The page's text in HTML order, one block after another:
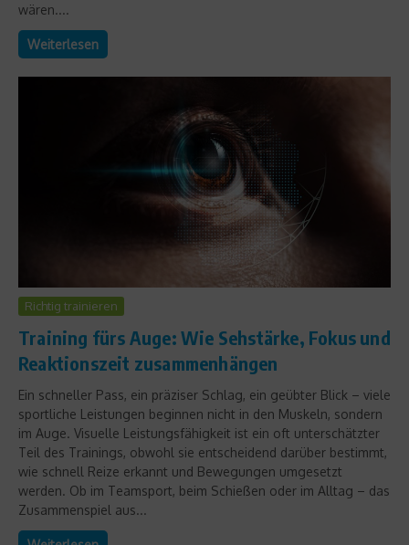
wären....
Weiterlesen
Richtig trainieren
Training fürs Auge: Wie Sehstärke, Fokus und
Reaktionszeit zusammenhängen
Ein schneller Pass, ein präziser Schlag, ein geübter Blick – viele
sportliche Leistungen beginnen nicht in den Muskeln, sondern
im Auge. Visuelle Leistungsfähigkeit ist ein oft unterschätzter
Teil des Trainings, obwohl sie entscheidend darüber bestimmt,
wie schnell Reize erkannt und Bewegungen umgesetzt
werden. Ob im Teamsport, beim Schießen oder im Alltag – das
Zusammenspiel aus...